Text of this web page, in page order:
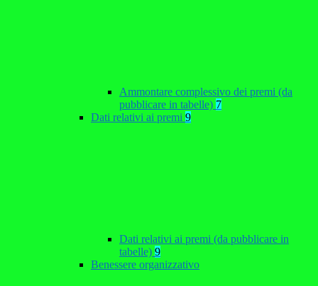
Ammontare complessivo dei premi (da
pubblicare in tabelle) 7
Dati relativi ai premi 9
Dati relativi ai premi (da pubblicare in
tabelle) 9
Benessere organizzativo